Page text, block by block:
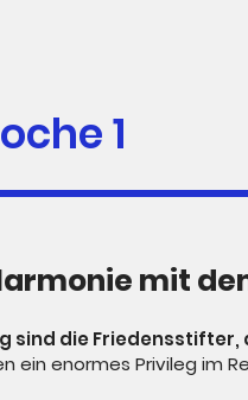
1
mit
sind die
ein enormes Privileg im